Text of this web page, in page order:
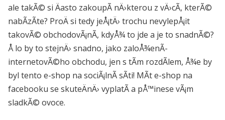
ale takÃ© si Äasto zakoupÃ­ nÄ›kterou z vÄ›cÃ­, kterÃ©
nabÃ­zÃ­te? ProÄ si tedy jeÅ¡tÄ› trochu nevylepÅ¡it
takovÃ© obchodovÃ¡nÃ­, kdyÅ¾ to jde a je to snadnÃ©?
Å lo by to stejnÄ› snadno, jako zaloÅ¾enÃ­
internetovÃ©ho obchodu, jen s tÃ­m rozdÃ­lem, Å¾e by
byl tento e-shop na sociÃ¡lnÃ­ sÃ­ti! MÃ­te-shop na
facebooku se skuteÄnÄ› vyplatÃ­ a pÅ™inese vÃ¡m
sladkÃ© ovoce.